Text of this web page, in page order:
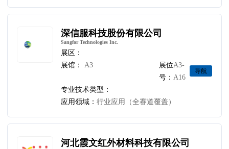
深信服科技股份有限公司
Sangfor Technologies Inc.
展区：
展馆：
A3
展位
号：
A3-
A16
导航
专业技术类型：
应用领域：行业应用（全赛道覆盖）
河北霞文红外材料科技有限公司